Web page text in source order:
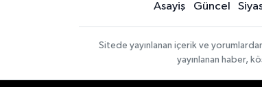
Asayiş Güncel
Sitede yayınlanan içerik ve
yayınlanan haber,